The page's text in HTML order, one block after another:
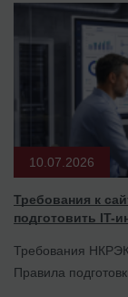
10.07.2026
Требования к
подготовить IT-
Требования
Правила